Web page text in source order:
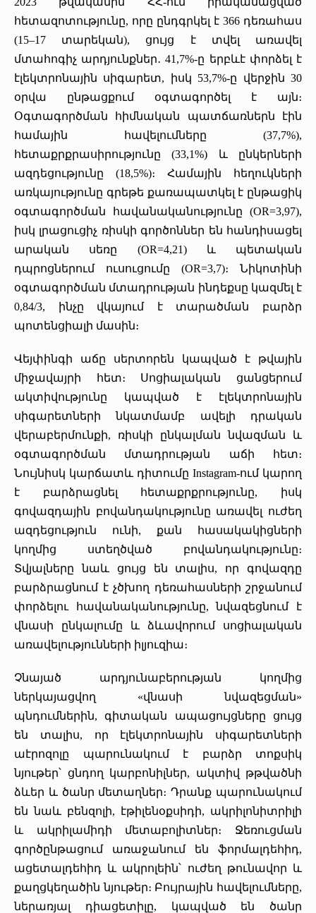
հետազոտությունը, որը ընդգրկել է 366 դեռահաս
(15–17 տարեկան), ցույց է տվել առավել
մտահոգիչ արդյունքներ․ 41,7%-ը երբևէ փորձել է
էլեկտրոնային սիգարետ, իսկ 53,7%-ը վերջին 30
օրվա ընթացքում օգտագործել է այն։
Օգտագործման հիմնական պատճառներն էին
համային հավելումները (37,7%),
հետաքրքրասիրությունը (33,1%) և ընկերների
ազդեցությունը (18,5%)։ Համային հեղուկների
առկայությունը գրեթե քառապատկել է ընթացիկ
օգտագործման հավանականությունը (OR=3,97),
իսկ լրացուցիչ ռիսկի գործոններ են հանդիսացել
արական սեռը (OR=4,21) և պետական
դպրոցներում ուսուցումը (OR=3,7)։ Նիկոտինի
օգտագործման մտադրության ինդեքսը կազմել է
0,84/3, ինչը վկայում է տարածման բարձր
պոտենցիալի մասին։
Վեյփինգի աճը սերտորեն կապված է թվային
միջավայրի հետ։ Սոցիալական ցանցերում
ակտիվությունը կապված է էլեկտրոնային
սիգարետների նկատմամբ ավելի դրական
վերաբերմունքի, ռիսկի ընկալման նվազման և
օգտագործման մտադրության աճի հետ։
Նույնիսկ կարճատև դիտումը Instagram-ում կարող
է բարձրացնել հետաքրքրությունը, իսկ
գովազդային բովանդակությունը առավել ուժեղ
ազդեցություն ունի, քան հասակակիցների
կողմից ստեղծված բովանդակությունը։
Տվյալները նաև ցույց են տալիս, որ գովազդը
բարձրացնում է չծխող դեռահասների շրջանում
փորձելու հավանականությունը, նվազեցնում է
վնասի ընկալումը և ձևավորում սոցիալական
առավելությունների իլյուզիա։
Չնայած արդյունաբերության կողմից
ներկայացվող «վնասի նվազեցման»
պնդումներին, գիտական ապացույցները ցույց
են տալիս, որ էլեկտրոնային սիգարետների
աէրոզոլը պարունակում է բարձր տոքսիկ
նյութեր՝ ցնդող կարբոնիլներ, ակտիվ թթվածնի
ձևեր և ծանր մետաղներ։ Դրանք պարունակում
են նաև բենզոլի, էթիլենօքսիդի, ակրիլոնիտրիլի
և ակրիլամիդի մետաբոլիտներ։ Ջեռուցման
գործընթացում առաջանում են ֆորմալդեհիդ,
ացետալդեհիդ և ակրոլեին՝ ուժեղ թունավոր և
քաղցկեղածին նյութեր։ Բույրային հավելումները,
ներառյալ դիացետիլը, կապված են ծանր